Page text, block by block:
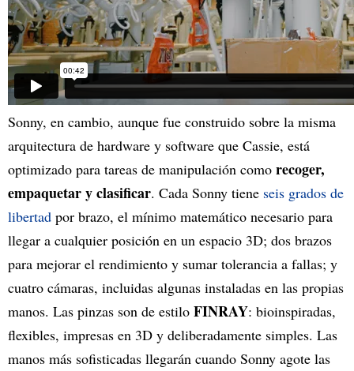
Sonny, en cambio, aunque fue construido sobre la misma
arquitectura de hardware y software que Cassie, está
optimizado para tareas de manipulación como recoger,
empaquetar y clasificar. Cada Sonny tiene seis grados de
libertad por brazo, el mínimo matemático necesario para
llegar a cualquier posición en un espacio 3D; dos brazos
para mejorar el rendimiento y sumar tolerancia a fallas; y
cuatro cámaras, incluidas algunas instaladas en las propias
manos. Las pinzas son de estilo FINRAY: bioinspiradas,
flexibles, impresas en 3D y deliberadamente simples. Las
manos más sofisticadas llegarán cuando Sonny agote las